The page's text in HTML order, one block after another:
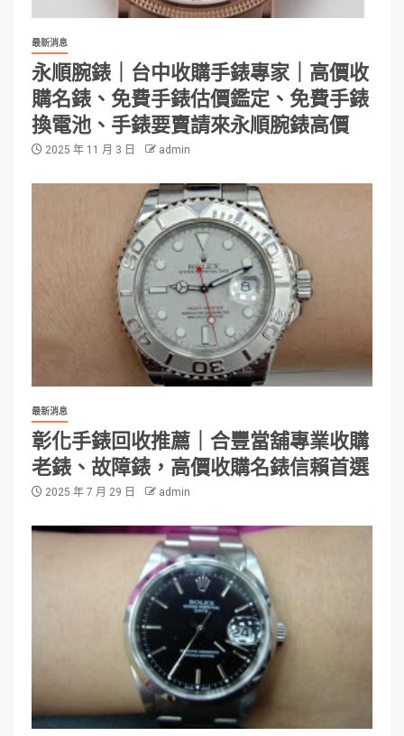
最新消息
永順腕錶｜台中收購手錶專家｜高價收
購名錶、免費手錶估價鑑定、免費手錶
換電池、手錶要賣請來永順腕錶高價
2025 年 11 月 3 日 admin
最新消息
彰化手錶回收推薦｜合豐當舖專業收購
老錶、故障錶，高價收購名錶信賴首選
2025 年 7 月 29 日 admin